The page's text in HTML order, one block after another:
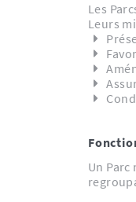
Les
Leurs
Un